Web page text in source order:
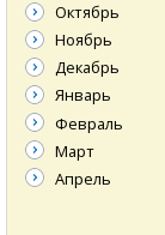
Октябрь
Ноябрь
Декабрь
Январь
Февраль
Март
Апрель